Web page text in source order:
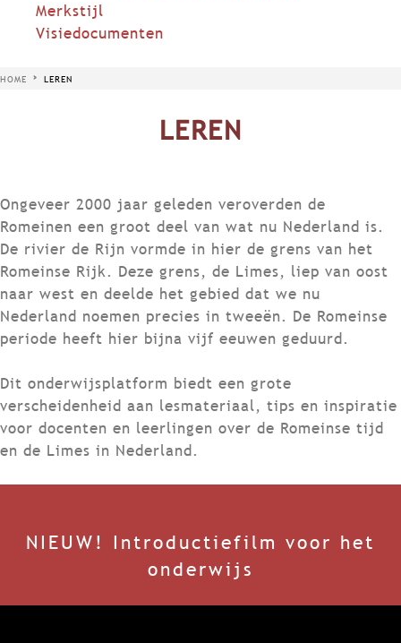
Merkstijl
Visiedocumenten
HOME LEREN
LEREN
Ongeveer 2000 jaar geleden veroverden de
Romeinen een groot deel van wat nu Nederland is.
De rivier de Rijn vormde in hier de grens van het
Romeinse Rijk. Deze grens, de Limes, liep van oost
naar west en deelde het gebied dat we nu
Nederland noemen precies in tweeën. De Romeinse
periode heeft hier bijna vijf eeuwen geduurd.
Dit onderwijsplatform biedt een grote
verscheidenheid aan lesmateriaal, tips en inspiratie
voor docenten en leerlingen over de Romeinse tijd
en de Limes in Nederland.
NIEUW! Introductiefilm voor het
onderwijs